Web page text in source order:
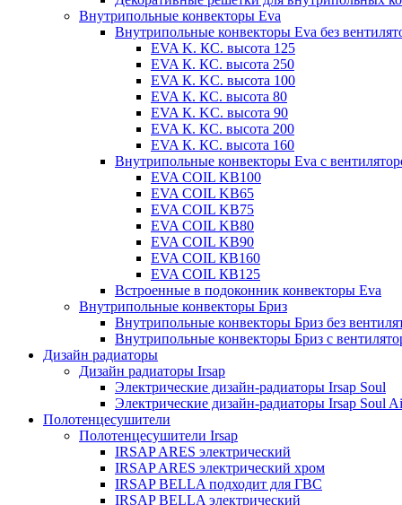
Внутрипольные конвекторы Eva
Внутрипольные конвекторы Eva без
EVA K. КС. высота 125
EVA К. КС. высота 250
EVA К. KС. высота 100
EVA К. КС. высота 80
EVA К. KC. высота 90
EVA К. КС. высота 200
EVA К. КС. высота 160
Внутрипольные конвекторы Eva с
EVA COIL KB100
EVA COIL KB65
EVA COIL KB75
EVA COIL KB80
EVA COIL KB90
EVA COIL КВ160
EVA COIL КВ125
Встроенные в подоконник конвекторы Eva
Внутрипольные конвекторы Бриз
Внутрипольные конвекторы Бриз без
Внутрипольные конвекторы Бриз с
Дизайн радиаторы
Дизайн радиаторы Irsap
Электрические дизайн-радиаторы Irsap Soul
Электрические дизайн-радиаторы Irsap Soul
Полотенцесушители
Полотенцесушители Irsap
IRSAP ARES электрический
IRSAP ARES электрический хром
IRSAP BELLA подходит для ГВС
IRSAP BELLA электрический